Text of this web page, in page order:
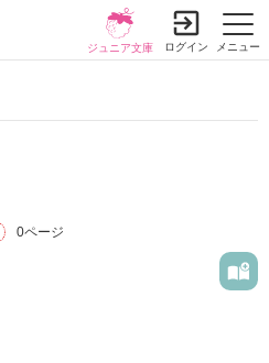
メニュー
ジュニア文庫 ログイン
0ページ